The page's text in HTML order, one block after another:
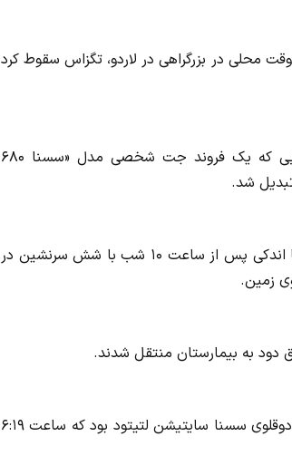
محلی در بزرگراهی در لاردو، تگزاس سقوط کرد
تصاویر اولیه از یک انفجار هولناک در فرودگاهی در ایالت تگزاس حکایت دارد؛ جایی که یک فروند جت شخصی مدل «سسنا ۶۸۰
شد.
طبق گزارش خبرگزاری آسوشیتدپرس، خوزه بائسا، بازرس پلیس لاردو، گفت این هواپیما اندکی پس از ساعت ۱۰ شب با شش سرنشین در
دود به بیمارستان منتقل شدند.
بر اساس اطلاعات فلایت‌اور، شرکت ردیابی و داده‌های هوانوردی، این هواپیما یک جت دوقلوی سسنا سایتیشن لتیتود بود که ساعت ۶:۱۹